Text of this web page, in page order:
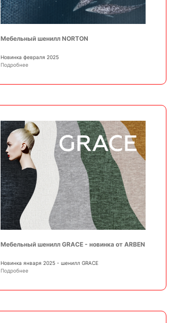
Мебельный шенилл NORTON
Новинка февраля 2025
Подробнее
Мебельный шенилл GRACE - новинка от ARBEN
Новинка января 2025 - шенилл GRACE
Подробнее